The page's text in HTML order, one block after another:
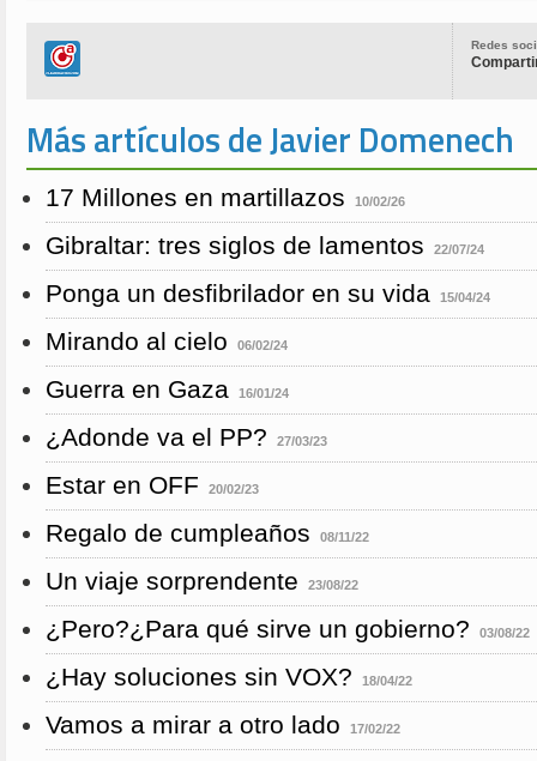
Redes
Más artículos de Javier Domenech
17 Millones en martillazos 10/02/26
Gibraltar: tres siglos de lamentos 22/07/24
Ponga un desfibrilador en su vida 15/04/24
Mirando al cielo 06/02/24
Guerra en Gaza 16/01/24
¿Adonde va el PP? 27/03/23
Estar en OFF 20/02/23
Regalo de cumpleaños 08/11/22
Un viaje sorprendente 23/08/22
¿Pero?¿Para qué sirve un gobierno? 03/08/22
¿Hay soluciones sin VOX? 18/04/22
Vamos a mirar a otro lado 17/02/22